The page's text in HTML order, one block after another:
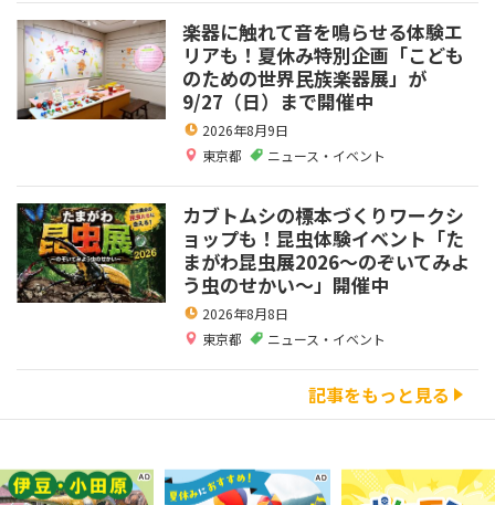
楽器に触れて音を鳴らせる体験エ
リアも！夏休み特別企画「こども
のための世界民族楽器展」が
9/27（日）まで開催中
2026年8月9日
東京都
ニュース・イベント
カブトムシの標本づくりワークシ
ョップも！昆虫体験イベント「た
まがわ昆虫展2026～のぞいてみよ
う虫のせかい～」開催中
2026年8月8日
東京都
ニュース・イベント
記事をもっと見る